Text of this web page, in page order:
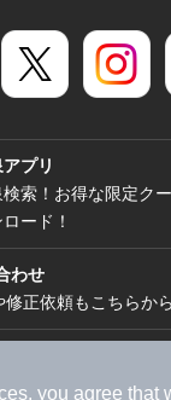
you agree that
プリ
索！お得な限定クー
ード！
わせ
正依頼もこちらから
資料請求）
広告出